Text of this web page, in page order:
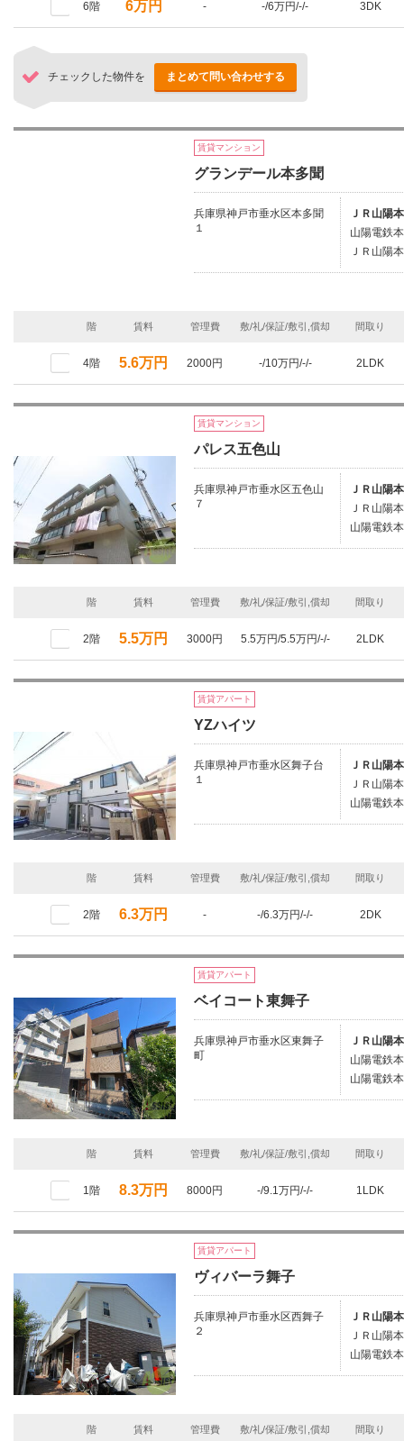
6階 6万円 - -/6万円/-/- 3DK
チェックした物件を まとめて問い合わせする
賃貸マンション
グランデール本多聞
兵庫県神戸市垂水区本多聞
１
ＪＲ山陽
山陽電鉄
ＪＲ山陽
階 賃料 管理費 敷/礼/保証/敷引,償却 間取り
4階 5.6万円 2000円 -/10万円/-/- 2LDK
賃貸マンション
パレス五色山
兵庫県神戸市垂水区五色山
７
ＪＲ山陽
ＪＲ山陽
山陽電鉄
階 賃料 管理費 敷/礼/保証/敷引,償却 間取り
2階 5.5万円 3000円 5.5万円/5.5万円/-/- 2LDK
賃貸アパート
YZハイツ
兵庫県神戸市垂水区舞子台
１
ＪＲ山陽
ＪＲ山陽
山陽電鉄
階 賃料 管理費 敷/礼/保証/敷引,償却 間取り
2階 6.3万円 - -/6.3万円/-/- 2DK
賃貸アパート
ベイコート東舞子
兵庫県神戸市垂水区東舞子
町
ＪＲ山陽
山陽電鉄
山陽電鉄
階 賃料 管理費 敷/礼/保証/敷引,償却 間取り
1階 8.3万円 8000円 -/9.1万円/-/- 1LDK
賃貸アパート
ヴィバーラ舞子
兵庫県神戸市垂水区西舞子
２
ＪＲ山陽
ＪＲ山陽
山陽電鉄
階 賃料 管理費 敷/礼/保証/敷引,償却 間取り